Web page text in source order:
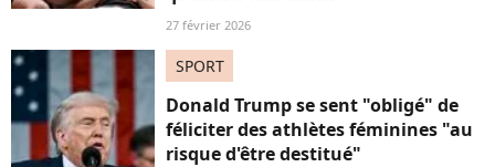
27 février 2026
SPORT
Donald Trump se sent "obligé" de
féliciter des athlètes féminines "au
risque d'être destitué"